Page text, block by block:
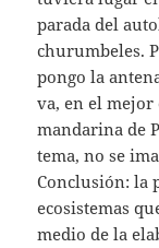
parada del
churumbeles.
pongo la
va, en el mejor
mandarina de
tema, no se
Conclusión: la
ecosistemas
medio de la